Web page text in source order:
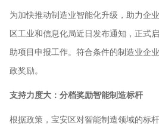
为加快推动制造业智能化升级，助力企
区工业和信息化局近日发布通知，正式
助项目申报工作。符合条件的制造业企
政奖励。
支持力度大：分档奖励智能制造标杆
根据政策，宝安区对智能制造领域的标